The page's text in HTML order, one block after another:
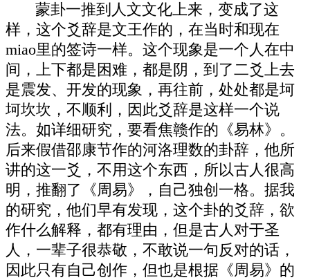
蒙卦一推到人文文化上来，变成了这
样，这个爻辞是文王作的，在当时和现在
miao里的签诗一样。这个现象是一个人在中
间，上下都是困难，都是阴，到了二爻上去
是震发、开发的现象，再往前，处处都是坷
坷坎坎，不顺利，因此爻辞是这样一个说
法。如详细研究，要看焦赣作的《易林》。
后来假借邵康节作的河洛理数的卦辞，他所
讲的这一爻，不用这个东西，所以古人很高
明，推翻了《周易》，自己独创一格。据我
的研究，他们早有发现，这个卦的爻辞，欲
作什么解释，都有理由，但是古人对于圣
人，一辈子很恭敬，不敢说一句反对的话，
因此只有自己创作，但也是根据《周易》的